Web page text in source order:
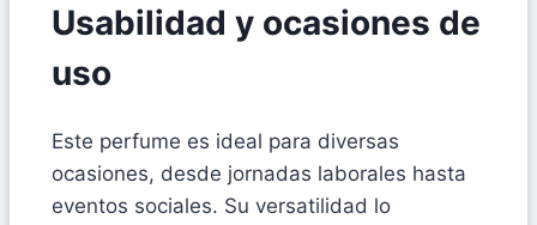
Usabilidad y ocasiones de
uso
Este perfume es ideal para diversas
ocasiones, desde jornadas laborales hasta
eventos sociales. Su versatilidad lo